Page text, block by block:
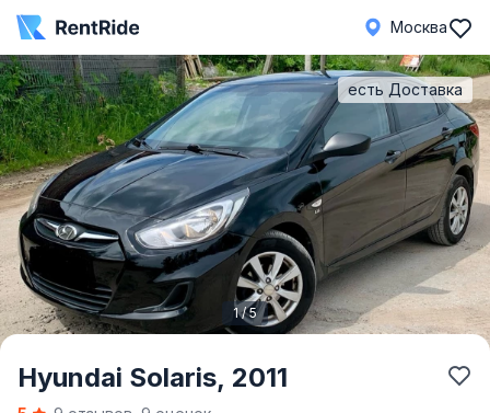
Москва
Item
1 / 5
есть Доставка
Hyundai Solaris, 2011